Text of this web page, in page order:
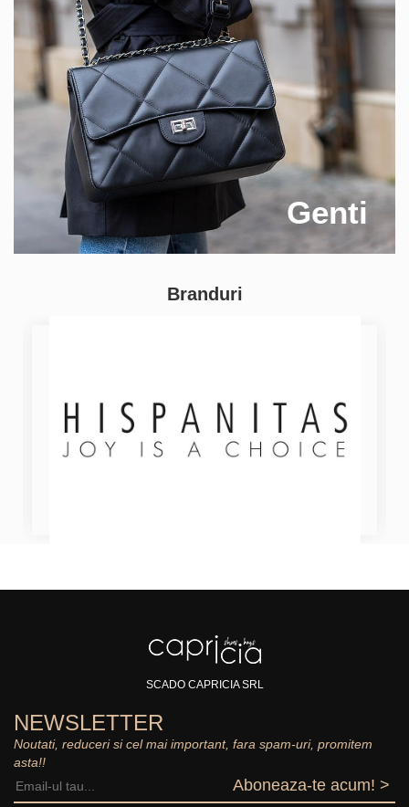
Genti
Branduri
SCADO CAPRICIA SRL
NEWSLETTER
Noutati, reduceri si cel mai important, fara spam-uri, promitem
asta!!
Aboneaza-te acum! >